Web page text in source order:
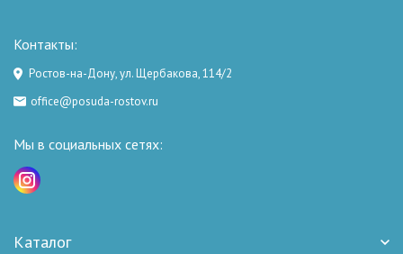
Контакты:
Ростов-на-Дону, ул. Щербакова, 114/2
office@posuda-rostov.ru
Мы в социальных сетях:
Каталог